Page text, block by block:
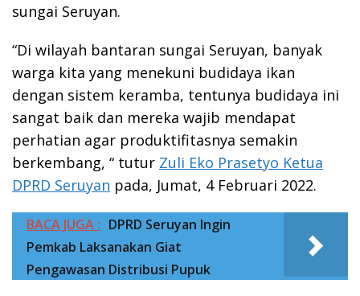
sungai Seruyan.
“Di wilayah bantaran sungai Seruyan, banyak
warga kita yang menekuni budidaya ikan
dengan sistem keramba, tentunya budidaya ini
sangat baik dan mereka wajib mendapat
perhatian agar produktifitasnya semakin
berkembang, “ tutur Zuli Eko Prasetyo Ketua
DPRD Seruyan pada, Jumat, 4 Februari 2022.
BACA JUGA : DPRD Seruyan Ingin
Pemkab Laksanakan Giat
Pengawasan Distribusi Pupuk